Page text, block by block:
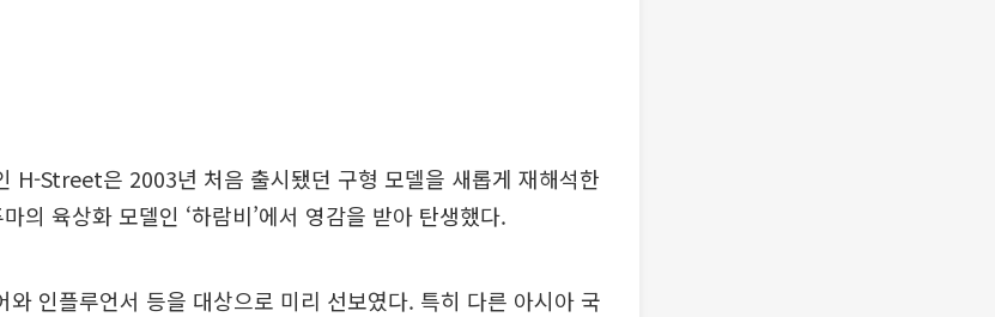
H-Street은 2003년 처음 출시됐던 구형 모델을 새롭게 재해석한
의 육상화 모델인 ‘하람비’에서 영감을 받아 탄생했다.
와 인플루언서 등을 대상으로 미리 선보였다. 특히 다른 아시아 국